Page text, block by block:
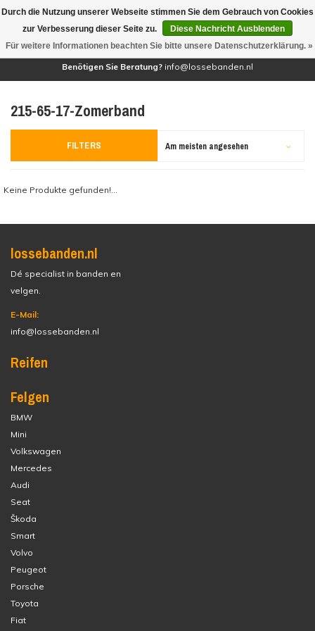
(0)
Benötigen Sie Beratung? info@lossebanden.nl
215-65-17-Zomerband
FILTERS Am meisten angesehen
Keine Produkte gefunden!...
lossebanden.nl
Dé specialist in banden en
velgen.
E-Mail:
info@lossebanden.nl
Reifen
Felgen
BMW
Mini
Volkswagen
Mercedes
Audi
Seat
Škoda
Smart
Volvo
Peugeot
Porsche
Toyota
Fiat
Durch die Nutzung unserer Webseite stimmen Sie dem Gebrauch von Cookies
zur Verbesserung dieser Seite zu.
Diese Nachricht Ausblenden
Für weitere Informationen beachten Sie bitte unsere Datenschutzerklärung. »